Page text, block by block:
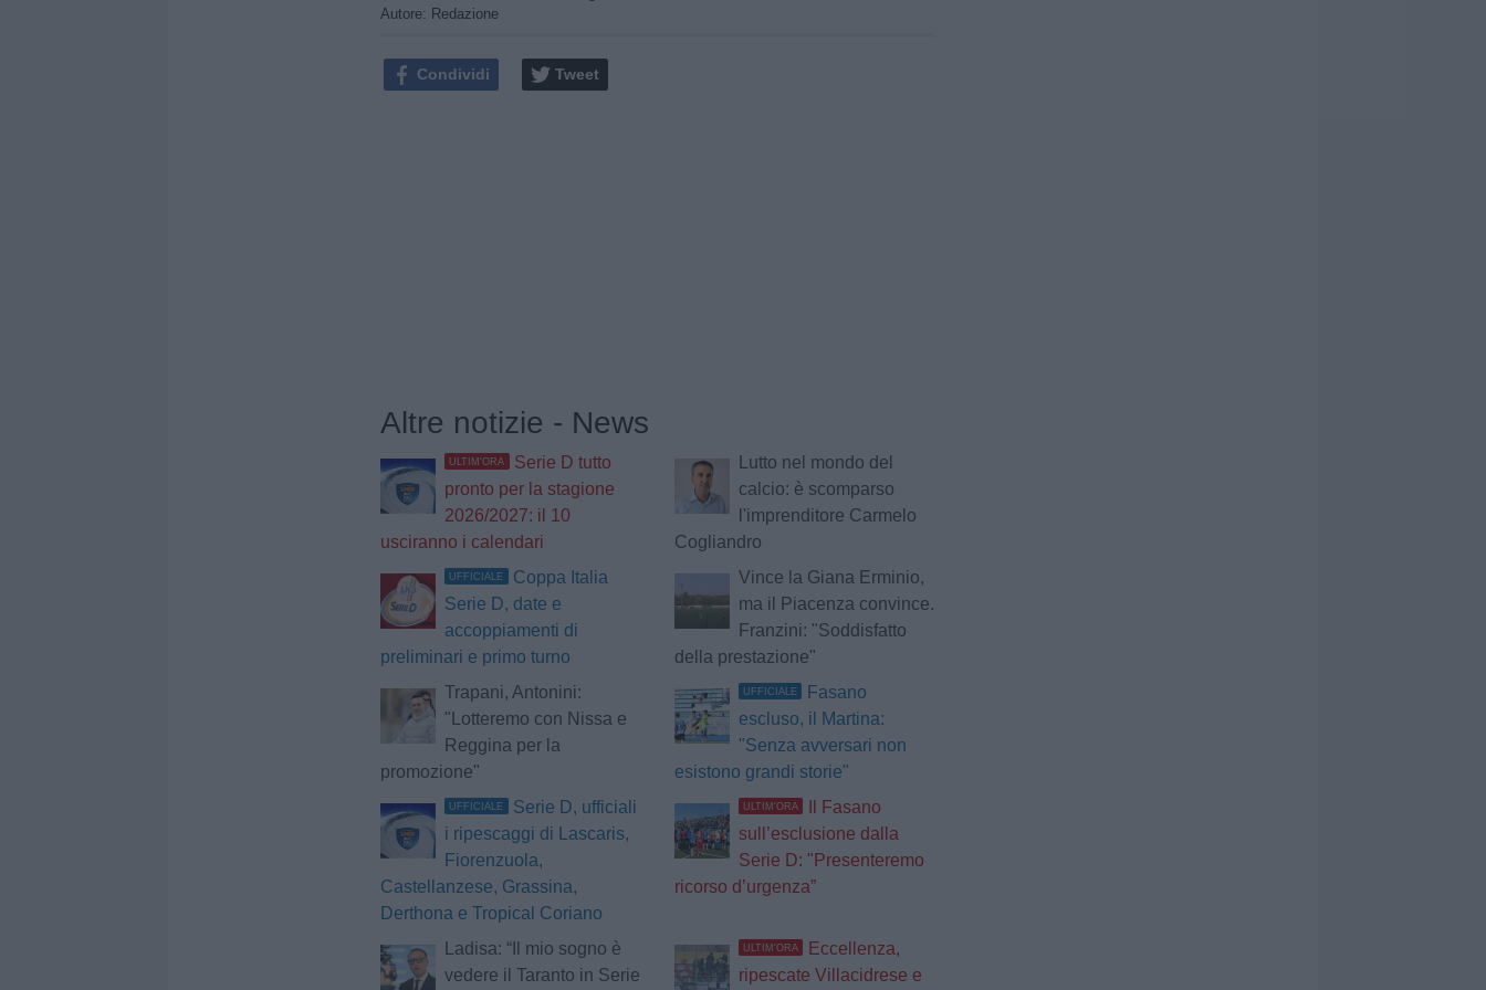
Autore: Redazione
Condividi Tweet
Altre notizie - News
ULTIM'ORA
Serie D tutto
pronto per la stagione
2026/2027: il 10
usciranno i calendari
Lutto nel mondo del
calcio: è scomparso
l'imprenditore Carmelo
Cogliandro
UFFICIALE
Coppa Italia
Serie D, date e
accoppiamenti di
preliminari e primo turno
Vince la Giana Erminio,
ma il Piacenza convince.
Franzini: "Soddisfatto
della prestazione"
Trapani, Antonini:
"Lotteremo con Nissa e
Reggina per la
promozione"
UFFICIALE
Fasano
escluso, il Martina:
"Senza avversari non
esistono grandi storie"
UFFICIALE
Serie D, ufficiali
i ripescaggi di Lascaris,
Fiorenzuola,
Castellanzese, Grassina,
Derthona e Tropical Coriano
ULTIM'ORA
Il Fasano
sull’esclusione dalla
Serie D: "Presenteremo
ricorso d’urgenza”
Ladisa: “Il mio sogno è
vedere il Taranto in Serie
ULTIM'ORA
Eccellenza,
ripescate Villacidrese e